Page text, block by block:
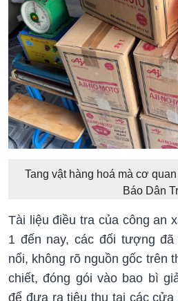
Tang vật hàng hoá mà cơ
Báo Dân
Tài liệu điều tra của công an
1 đến nay, các đối tượng
nổi, không rõ nguồn gốc trên
chiết, đóng gói vào bao bì
để đưa ra tiêu thụ tại các cửa